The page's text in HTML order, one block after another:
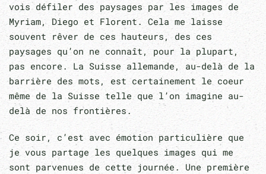
vois défiler des paysages par les images de
Myriam, Diego et Florent. Cela me laisse
souvent rêver de ces hauteurs, des ces
paysages qu’on ne connaît, pour la plupart,
pas encore. La Suisse allemande, au-delà de la
barrière des mots, est certainement le coeur
même de la Suisse telle que l’on imagine au-
delà de nos frontières.
Ce soir, c’est avec émotion particulière que
je vous partage les quelques images qui me
sont parvenues de cette journée. Une première